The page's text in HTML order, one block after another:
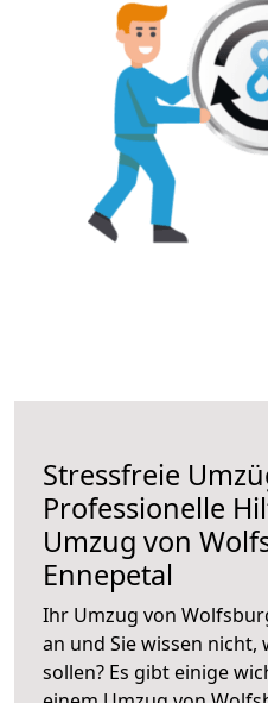
Stressfreie
Professionelle
Umzug von
Ennepetal
Ihr Umzug von
an und Sie wissen nicht,
sollen? Es gibt einige